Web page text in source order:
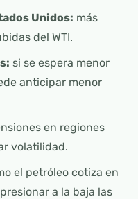
Unidos: más
del WTI.
si se espera menor
anticipar menor
en regiones
volatilidad.
el petróleo cotiza en
a la baja las